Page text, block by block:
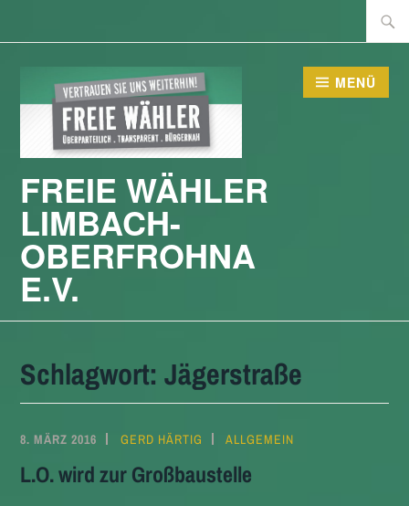
Inhalt
Suche
nach:
FREIE WÄHLER
LIMBACH-
OBERFROHNA
E.V.
MENÜ
Schlagwort:Jägerstraße
8. MÄRZ 2016 GERD HÄRTIG ALLGEMEIN
L.O. wird zur Großbaustelle